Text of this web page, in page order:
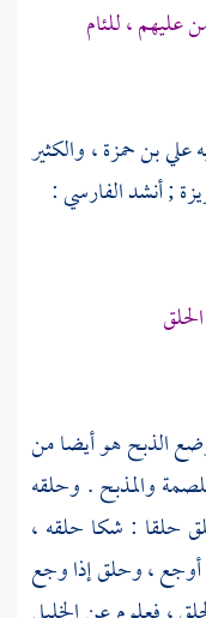
عليهم ، للئام
علي بن حمزة، والكثير
; أنشدالفارسي:
الذبح هو أيضا من
والمذبح . وحلقه
حلقا : شكا حلقه ،
، وحلق إذا وجع